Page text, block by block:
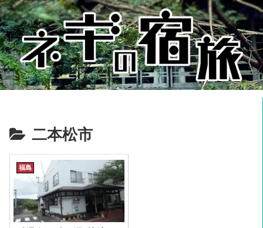
二本松市
福島